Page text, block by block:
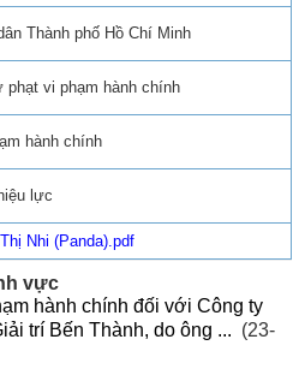
Thành phố Hồ Chí Minh
phạt vi phạm hành chính
hành chính
lực
Nhi (Panda).pdf
vực
hành chính đối với Công ty
trí Bến Thành, do ông ... (23-